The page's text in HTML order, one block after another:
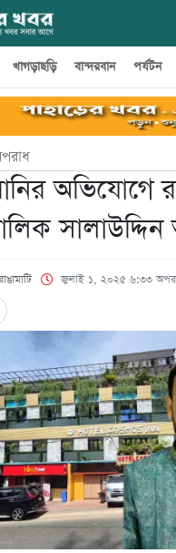
খাগড়াছড়ি বান্দরবান পর্যটন
অভিযোগে
জুলাই ১, ২০২৫ ৬:৩৩